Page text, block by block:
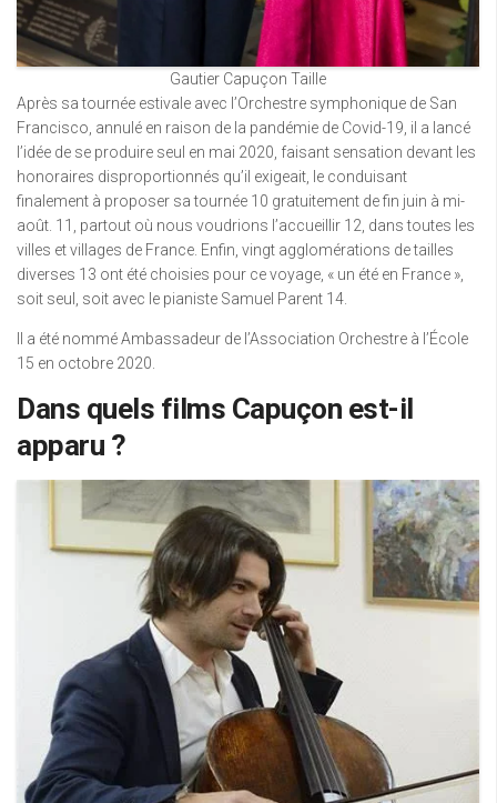
Gautier Capuçon Taille
Après sa tournée estivale avec l’Orchestre symphonique de San
Francisco, annulé en raison de la pandémie de Covid-19, il a lancé
l’idée de se produire seul en mai 2020, faisant sensation devant les
honoraires disproportionnés qu’il exigeait, le conduisant
finalement à proposer sa tournée 10 gratuitement de fin juin à mi-
août. 11, partout où nous voudrions l’accueillir 12, dans toutes les
villes et villages de France. Enfin, vingt agglomérations de tailles
diverses 13 ont été choisies pour ce voyage, « un été en France »,
soit seul, soit avec le pianiste Samuel Parent 14.
Il a été nommé Ambassadeur de l’Association Orchestre à l’École
15 en octobre 2020.
Dans quels films Capuçon est-il
apparu ?